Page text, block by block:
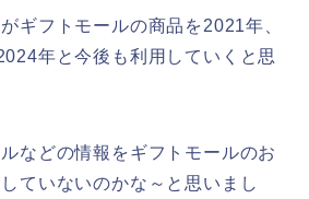
ギフトモールの商品を2021年、
年と今後も利用していくと思
などの情報をギフトモールのお
ていないのかな～と思いまし